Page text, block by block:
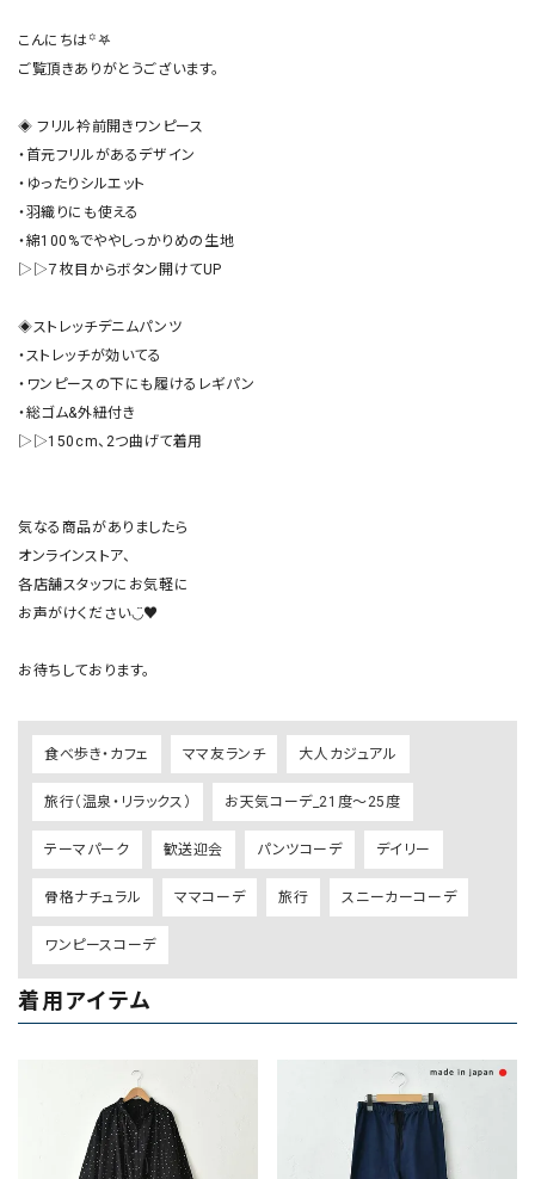
こんにちは꙳𖤐
ご覧頂きありがとうございます。
◈ フリル衿前開きワンピース
・首元フリルがあるデザイン
・ゆったりシルエット
・羽織りにも使える
・綿100%でややしっかりめの生地
▷▷７枚目からボタン開けてUP
◈ストレッチデニムパンツ
・ストレッチが効いてる
・ワンピースの下にも履けるレギパン
・総ゴム&外紐付き
▷▷150cm、2つ曲げて着用
気なる商品がありましたら
オンラインストア、
各店舗スタッフにお気軽に
お声がけください◡̈♥︎
食べ歩き・カフェ ママ友ランチ 大人カジュアル
旅行（温泉・リラックス） お天気コーデ_21度～25度
テーマパーク 歓送迎会 パンツコーデ デイリー
骨格ナチュラル ママコーデ 旅行 スニーカーコーデ
ワンピースコーデ
着用アイテム